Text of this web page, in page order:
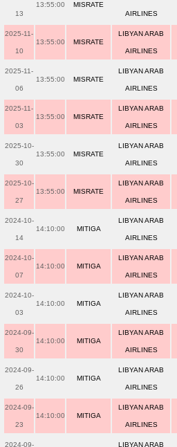
13
13:55:00 MISRATE
AIRLINES
2025-11-
10
13:55:00 MISRATE
LIBYAN ARAB
AIRLINES
2025-11-
06
13:55:00 MISRATE
LIBYAN ARAB
AIRLINES
2025-11-
03
13:55:00 MISRATE
LIBYAN ARAB
AIRLINES
2025-10-
30
13:55:00 MISRATE
LIBYAN ARAB
AIRLINES
2025-10-
27
13:55:00 MISRATE
LIBYAN ARAB
AIRLINES
2024-10-
14
14:10:00 MITIGA
LIBYAN ARAB
AIRLINES
2024-10-
07
14:10:00 MITIGA
LIBYAN ARAB
AIRLINES
2024-10-
03
14:10:00 MITIGA
LIBYAN ARAB
AIRLINES
2024-09-
30
14:10:00 MITIGA
LIBYAN ARAB
AIRLINES
2024-09-
26
14:10:00 MITIGA
LIBYAN ARAB
AIRLINES
2024-09-
23
14:10:00 MITIGA
LIBYAN ARAB
AIRLINES
2024-09- LIBYAN ARAB